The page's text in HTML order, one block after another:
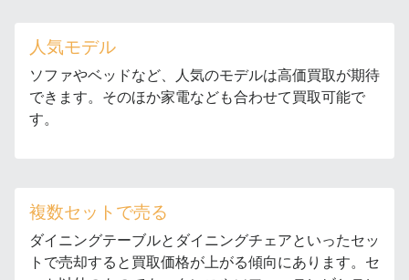
人気モデル
ソファやベッドなど、人気のモデルは高価買取が期待
できます。そのほか家電なども合わせて買取可能で
す。
複数セットで売る
ダイニングテーブルとダイニングチェアといったセッ
トで売却すると買取価格が上がる傾向にあります。セ